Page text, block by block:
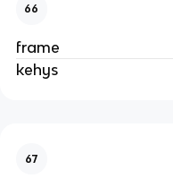
66
frame
kehys
67